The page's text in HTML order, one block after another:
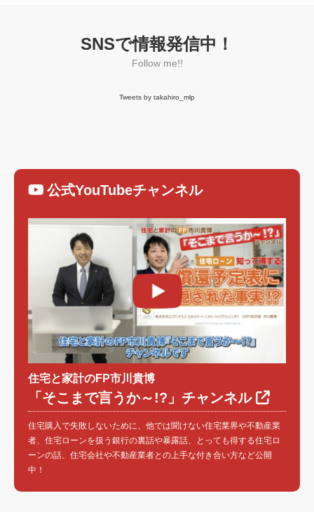
SNSで情報発信中！
Follow me!!
Tweets by takahiro_mlp
公式YouTubeチャンネル
住宅と家計のFP市川貴博
「そこまで言うか～!?」チャンネル
住宅購入で失敗しないために、他では聞けない住宅業界や不動産業
者、住宅ローンを扱う銀行の裏話や暴露話、とっても得する住宅ロ
ーンの話、住宅会社や不動産業者との上手な付き合い方など公開
中！